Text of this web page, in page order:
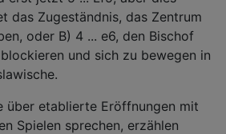
das Zugeständnis, das Zentrum
oder B) 4 ... e6, den Bischof
und sich zu bewegen in
über etablierte Eröffnungen mit
Spielen sprechen, erzählen